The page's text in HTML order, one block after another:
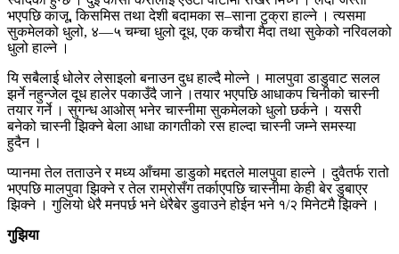
भएपछि काजू, किसमिस तथा देशी बदामका स–साना टुक्रा हाल्ने । त्यसमा
सुकमेलको धुलो, ४—५ चम्चा धुलो दूध, एक कचौरा मैदा तथा सुकेको नरिवलको
धुलो हाल्ने ।
यि सबैलाई धोलेर लेसाइलो बनाउन दुध हाल्दै मोल्ने । मालपुवा डाडुवाट सलल
झर्ने नहुन्जेल दूध हालेर पकाउँदै जाने ।तयार भएपछि आधाकप चिनीको चास्नी
तयार गर्ने । सुगन्ध आओस् भनेर चास्नीमा सुकमेलको धुलो छर्कने । यसरी
बनेको चास्नी झिक्ने बेला आधा कागतीको रस हाल्दा चास्नी जम्ने समस्या
हुदैन ।
प्यानमा तेल तताउने र मध्य आँचमा डाडुको मद्दतले मालपुवा हाल्ने । दुवैतर्फ रातो
भएपछि मालपुवा झिक्ने र तेल राम्रोसँग तर्काएपछि चास्नीमा केही बेर डुबाएर
झिक्ने । गुलियो धेरै मनपर्छ भने धेरैबेर डुवाउने होईन भने १/२ मिनेटमै झिक्ने ।
गुझिया